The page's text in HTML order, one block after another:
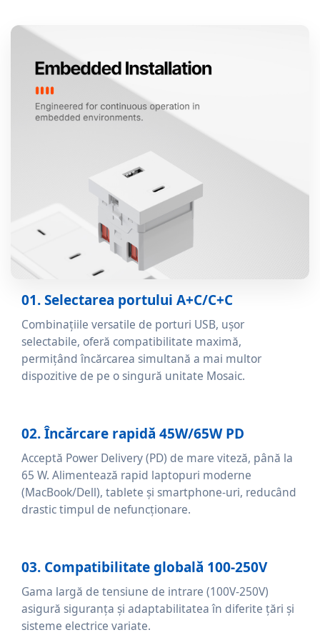
01. Selectarea portului A+C/C+C
Combinațiile versatile de porturi USB, ușor
selectabile, oferă compatibilitate maximă,
permițând încărcarea simultană a mai multor
dispozitive de pe o singură unitate Mosaic.
02. Încărcare rapidă 45W/65W PD
Acceptă Power Delivery (PD) de mare viteză, până la
65 W. Alimentează rapid laptopuri moderne
(MacBook/Dell), tablete și smartphone-uri, reducând
drastic timpul de nefuncționare.
03. Compatibilitate globală 100-250V
Gama largă de tensiune de intrare (100V-250V)
asigură siguranța și adaptabilitatea în diferite țări și
sisteme electrice variate.